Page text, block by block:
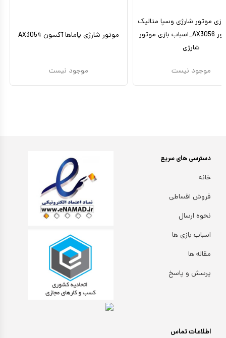
موتور شارژی یاماها آکسون AX3054
موجود نیست
موتور شارژی وسپا متالیک
دو موتور AX3056_اسباب بازی موتور
شارژی
موجود نیست
اطلاعات تماس
دسترسی های سریع
خانه
فروش اقساطی
نحوه ارسال
اسباب بازی ها
مقاله ها
پرسش و پاسخ